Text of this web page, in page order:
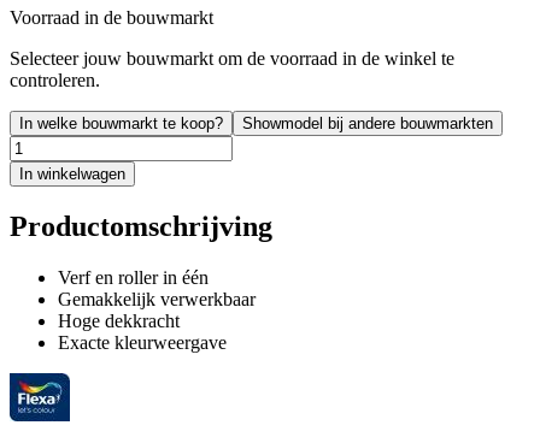
Voorraad in de bouwmarkt
Selecteer jouw bouwmarkt om de voorraad in de winkel te
controleren.
In welke bouwmarkt te koop? Showmodel bij andere bouwmarkten
In winkelwagen
Productomschrijving
Verf en roller in één
Gemakkelijk verwerkbaar
Hoge dekkracht
Exacte kleurweergave